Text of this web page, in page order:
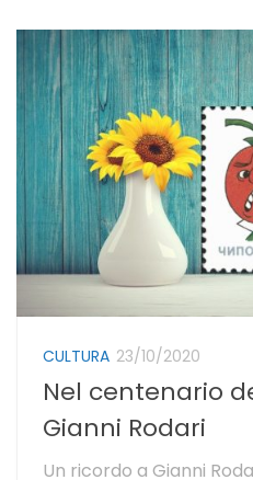
CULTURA 23/10/2020
Nel centenario
Gianni Rodari
Un ricordo a Gianni